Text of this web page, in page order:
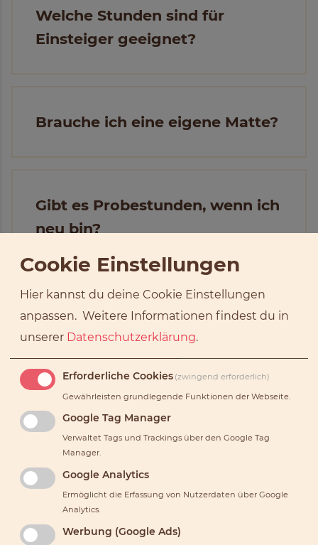
Welche Stunden sind für
Einsteiger geeignet?
Brauche ich eine eigene Matte?
Gibt es Probestunden, wenn ich
neu bin?
Trägt man Schuhe zum Yoga?
Wie sind die Hygieneregeln
wegen Corona?
Kann ich bei euch duschen?
Cookie Einstellungen
Hier kannst du deine Cookie Einstellungen
anpassen. Weitere Informationen findest du in
unserer Datenschutzerklärung.
Erforderliche Cookies (zwingend erforderlich)
Gewährleisten grundlegende Funktionen der Webseite.
Google Tag Manager
Verwaltet Tags und Trackings über den Google Tag
Manager.
Google Analytics
Ermöglicht die Erfassung von Nutzerdaten über Google
Analytics.
Werbung (Google Ads)